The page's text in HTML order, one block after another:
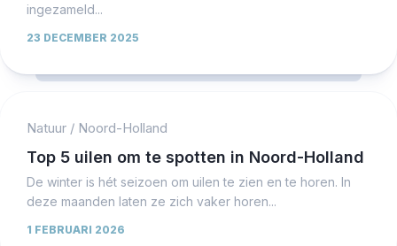
ingezameld...
23 DECEMBER 2025
Natuur / Noord-Holland
Top 5 uilen om te spotten in Noord-Holland
De winter is hét seizoen om uilen te zien en te horen. In
deze maanden laten ze zich vaker horen...
1 FEBRUARI 2026